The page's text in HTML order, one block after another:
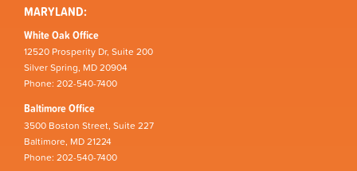
MARYLAND:
White Oak Office
12520 Prosperity Dr, Suite 200
Silver Spring, MD 20904
Phone: 202-540-7400
Baltimore Office
3500 Boston Street, Suite 227
Baltimore, MD 21224
Phone: 202-540-7400